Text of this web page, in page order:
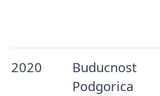
2020
Buducnost
Podgorica